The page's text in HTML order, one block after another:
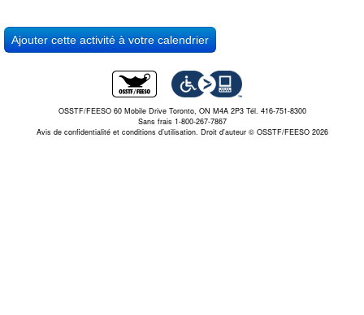
OSSTF/FEESO 60 Mobile Drive Toronto, ON M4A 2P3 Tél. 416-751-8300
Sans frais 1-800-267-7867
Avis de confidentialité et conditions d’utilisation. Droit d'auteur © OSSTF/FEESO 2026